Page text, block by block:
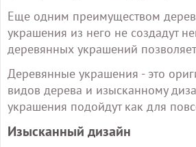
Еще одним преимуществом
украшения из него не создадут
деревянных украшений
Деревянные украшения - это
видов дерева и изысканному
украшения подойдут как для
Изысканный дизайн